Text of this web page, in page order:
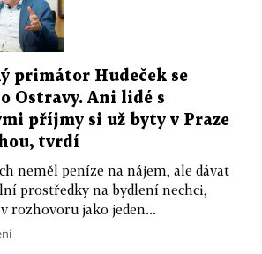
primátor Hudeček se
Ostravy. Ani lidé s
příjmy si už byty v Praze
tvrdí
neměl peníze na nájem, ale dávat
prostředky na bydlení nechci,
rozhovoru jako jeden...